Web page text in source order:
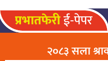
प्रभातफेरीई-पेपर
२०८३ सला